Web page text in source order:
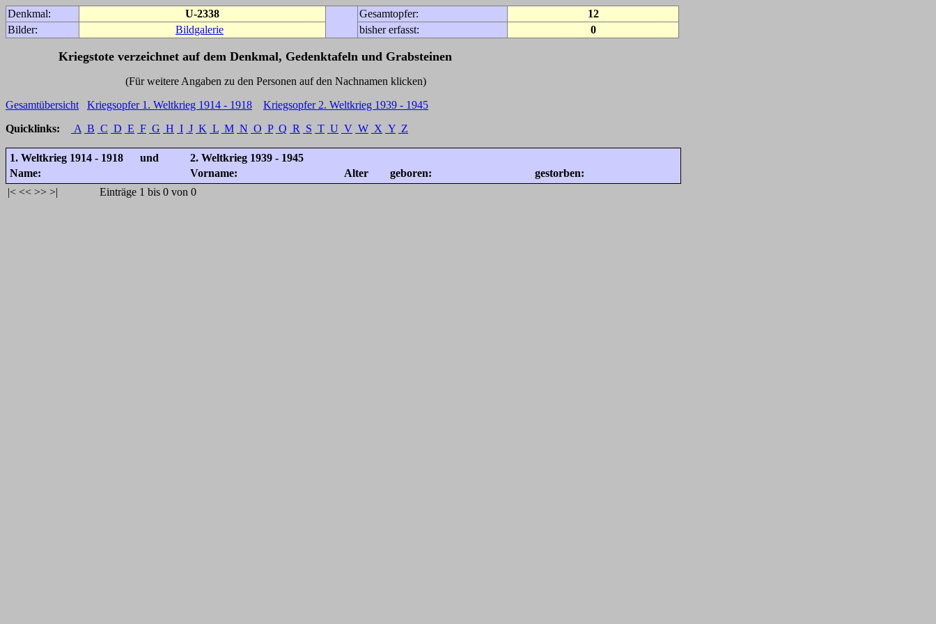
Denkmal: U-2338 Gesamtopfer:
12
Bilder:
Bildgalerie bisher erfasst: 0
Kriegstote verzeichnet auf dem Denkmal, Gedenktafeln und Grabsteinen
(Für weitere Angaben zu den Personen auf den Nachnamen klicken)
Gesamtübersicht
Kriegsopfer 1. Weltkrieg 1914 - 1918
Kriegsopfer 2. Weltkrieg 1939 - 1945
Quicklinks:
A B C D E F G H I J K L M N O P Q R S T U V W X Y Z
1. Weltkrieg 1914 - 1918 und
2. Weltkrieg 1939 - 1945
Name:
Vorname: Alter geboren:
gestorben:
|< << >> >| Einträge 1 bis 0 von 0